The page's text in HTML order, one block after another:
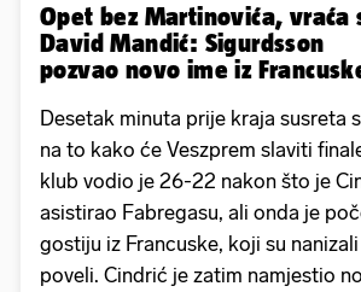
Opet bez Martinovića, vraća
David Mandić: Sigurdsson
pozvao novo ime iz
Desetak minuta prije kraja susreta
na to kako će Veszprem slaviti
klub vodio je 26-22 nakon što je
asistirao Fabregasu, ali onda je
gostiju iz Francuske, koji su
poveli. Cindrić je zatim namjestio